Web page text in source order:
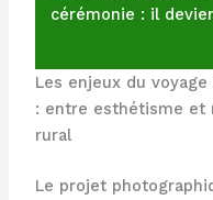
cérémonie : il
Les enjeux du
: entre esthétisme et
rural
Le projet